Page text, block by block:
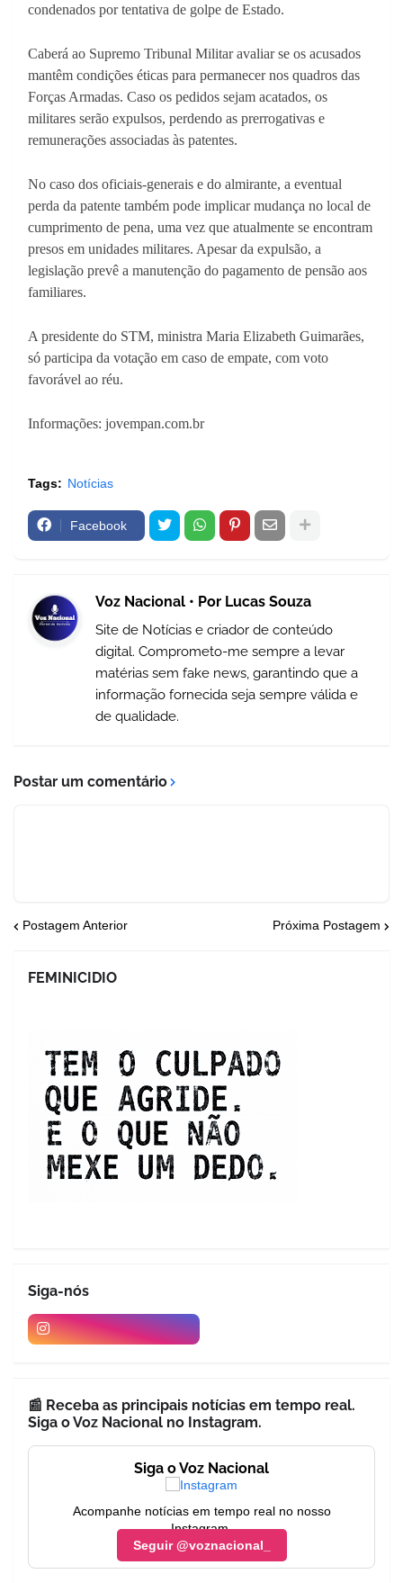
condenados por tentativa de golpe de Estado.
Caberá ao Supremo Tribunal Militar avaliar se os acusados
mantêm condições éticas para permanecer nos quadros das
Forças Armadas. Caso os pedidos sejam acatados, os
militares serão expulsos, perdendo as prerrogativas e
remunerações associadas às patentes.
No caso dos oficiais-generais e do almirante, a eventual
perda da patente também pode implicar mudança no local de
cumprimento de pena, uma vez que atualmente se encontram
presos em unidades militares. Apesar da expulsão, a
legislação prevê a manutenção do pagamento de pensão aos
familiares.
A presidente do STM, ministra Maria Elizabeth Guimarães,
só participa da votação em caso de empate, com voto
favorável ao réu.
Informações: jovempan.com.br
Tags: Notícias
Facebook
Voz Nacional • Por Lucas Souza
Site de Notícias e criador de conteúdo
digital. Comprometo-me sempre a levar
matérias sem fake news, garantindo que a
informação fornecida seja sempre válida e
de qualidade.
Postar um comentário
Postagem Anterior Próxima Postagem
FEMINICIDIO
Siga-nós
📰 Receba as principais notícias em tempo real.
Siga o Voz Nacional no Instagram.
Siga o Voz Nacional
Acompanhe notícias em tempo real no nosso
Instagram.
Seguir @voznacional_